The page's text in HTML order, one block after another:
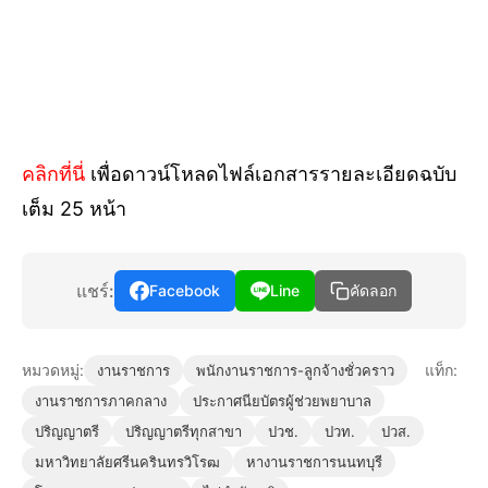
คลิกที่นี่ เพื่อดาวน์โหลดไฟล์เอกสารรายละเอียดฉบับ
เต็ม 25 หน้า
แชร์: Facebook Line คัดลอก
หมวดหมู่: งานราชการ พนักงานราชการ-ลูกจ้างชั่วคราว แท็ก:
งานราชการภาคกลาง
ประกาศนียบัตรผู้ช่วยพยาบาล
ปริญญาตรี
ปริญญาตรีทุกสาขา ปวช. ปวท.
ปวส.
มหาวิทยาลัยศรีนครินทรวิโรฒ
หางานราชการนนทบุรี